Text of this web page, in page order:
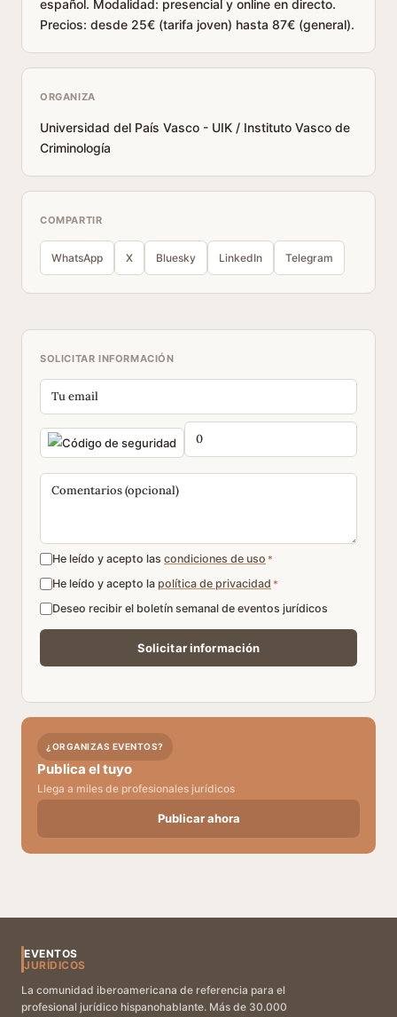
español. Modalidad: presencial y online en directo.
Precios: desde 25€ (tarifa joven) hasta 87€ (general).
ORGANIZA
Universidad del País Vasco - UIK / Instituto Vasco de
Criminología
COMPARTIR
WhatsApp X Bluesky LinkedIn Telegram
SOLICITAR INFORMACIÓN
He leído y acepto las condiciones de uso *
He leído y acepto la política de privacidad *
Deseo recibir el boletín semanal de eventos jurídicos
¿ORGANIZAS EVENTOS?
Publica el tuyo
Llega a miles de profesionales jurídicos
Publicar ahora
EVENTOS
JURÍDICOS
La comunidad iberoamericana de referencia para el
profesional jurídico hispanohablante. Más de 30.000